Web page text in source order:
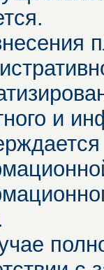
и